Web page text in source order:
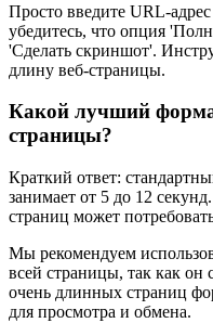
Просто введите URL-
убедитесь, что опция
'Сделать скриншот'.
длину веб-страницы.
Какой лучший
страницы?
Краткий ответ:
занимает от 5 до 12
страниц может
Мы рекомендуем
всей страницы, так как он
очень длинных страниц
для просмотра и обмена.